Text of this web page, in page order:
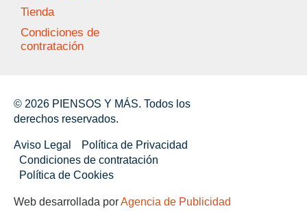
Tienda
Condiciones de
contratación
© 2026 PIENSOS Y MÁS. Todos los
derechos reservados.
Aviso Legal
Política de Privacidad
Condiciones de contratación
Política de Cookies
Web desarrollada porAgencia de Publicidad